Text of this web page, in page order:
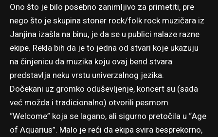
Ono što je bilo posebno zanimljivo za primetiti, pre
nego što je skupina stoner rock/folk rock muzičara iz
Janjina izašla na binu, je da se u publici nalaze razne
ekipe. Rekla bih da je to jedna od stvari koje ukazuju
na činjenicu da muzika koju ovaj bend stvara
predstavlja neku vrstu univerzalnog jezika.
Dočekani uz gromko oduševljenje, koncert su (sada
već možda i tradicionalno) otvorili pesmom
“Welcome” koja se lagano, ali sigurno pretočila u “Age
of Aquarius”. Malo je reći da ekipa svira besprekorno,